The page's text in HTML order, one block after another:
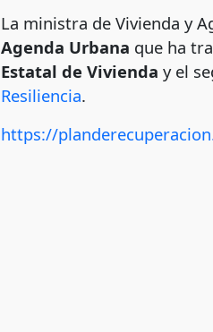
La ministra de Vivienda y
Agenda Urbana que ha
Estatal de Vivienda y el
Resiliencia.
https://